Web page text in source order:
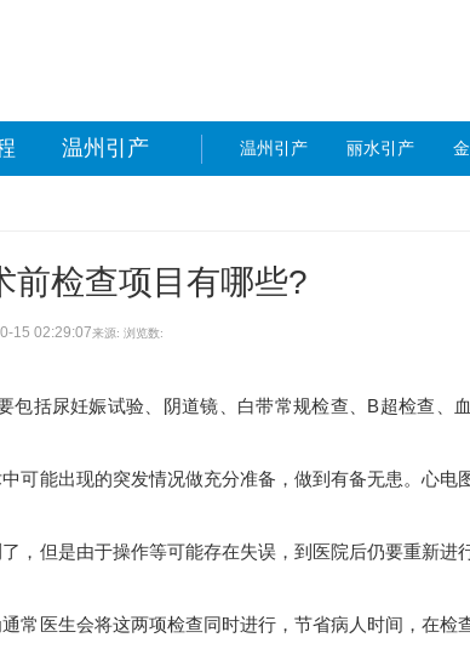
温州引产 温州引产 丽水引产
前检查项目有哪些?
15 02:29:07来源: 浏览数:
括尿妊娠试验、阴道镜、白带常规检查、B超检查、
能出现的突发情况做充分准备，做到有备无患。心电
但是由于操作等可能存在失误，到医院后仍要重新进
医生会将这两项检查同时进行，节省病人时间，在检